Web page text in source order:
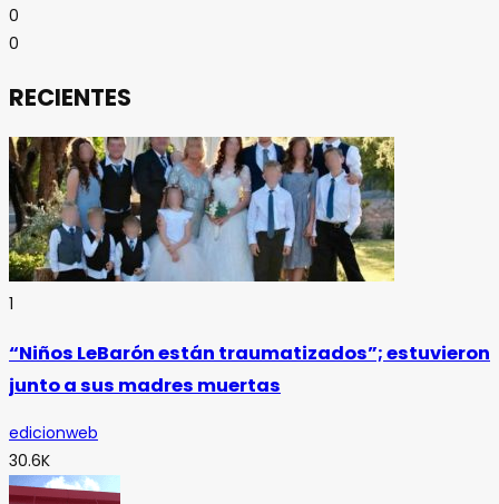
0
0
RECIENTES
1
“Niños LeBarón están traumatizados”; estuvieron
junto a sus madres muertas
edicionweb
30.6K